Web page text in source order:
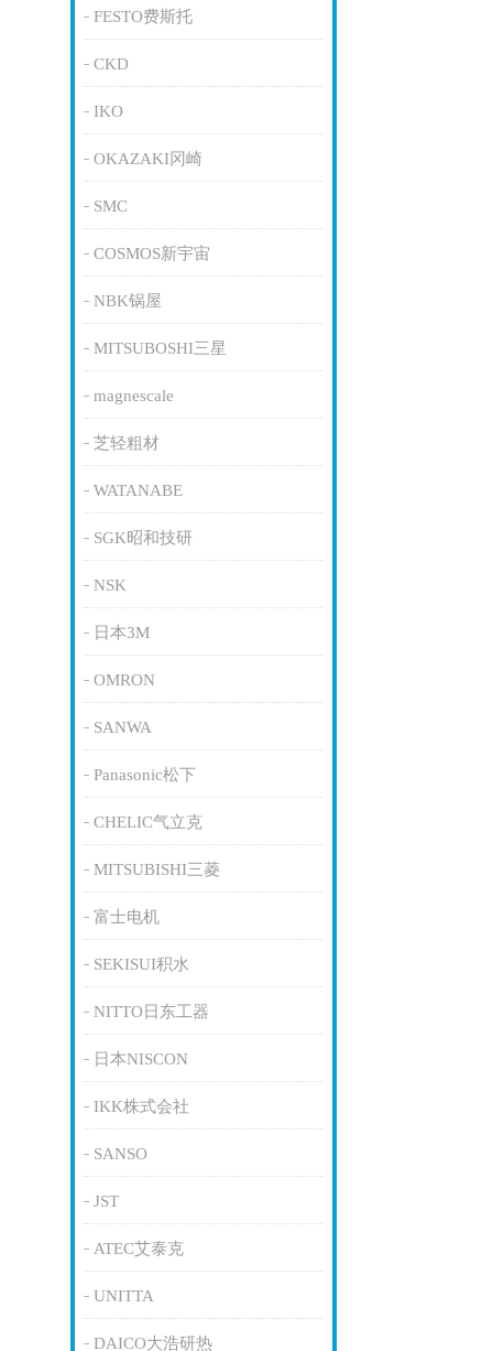
FESTO费斯托
CKD
IKO
OKAZAKI冈崎
SMC
COSMOS新宇宙
NBK锅屋
MITSUBOSHI三星
magnescale
芝轻粗材
WATANABE
SGK昭和技研
NSK
日本3M
OMRON
SANWA
Panasonic松下
CHELIC气立克
MITSUBISHI三菱
富士电机
SEKISUI积水
NITTO日东工器
日本NISCON
IKK株式会社
SANSO
JST
ATEC艾泰克
UNITTA
DAICO大浩研热